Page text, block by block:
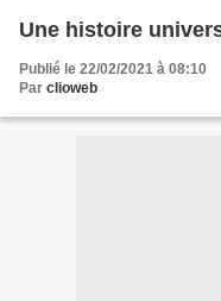
Une histoire
Publié le 22/02/2021 à 08:10
Par clioweb